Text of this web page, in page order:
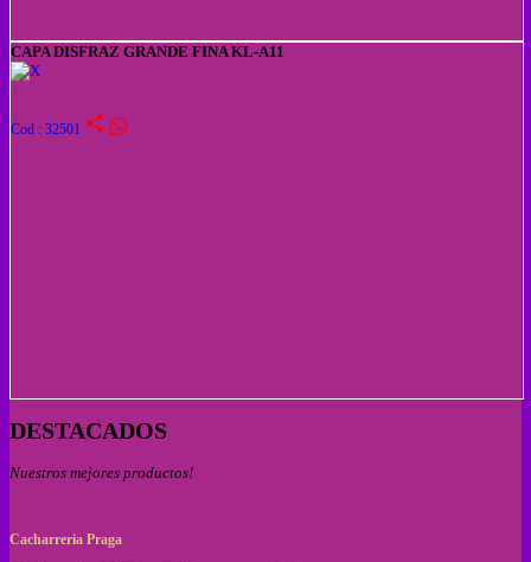
CAPA DISFRAZ GRANDE FINA KL-A11
Cod : 32501 share
DESTACADOS
Nuestros mejores productos!
Cacharreria Praga